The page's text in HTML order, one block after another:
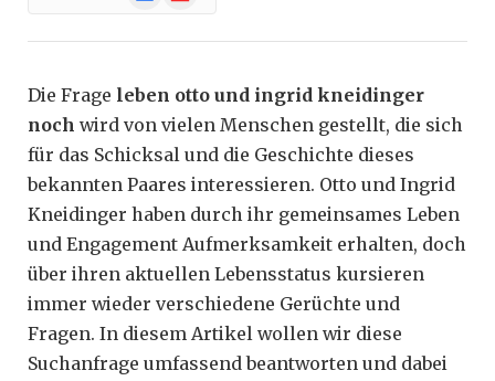
News
Die Frage leben otto und ingrid kneidinger
noch wird von vielen Menschen gestellt, die sich
für das Schicksal und die Geschichte dieses
bekannten Paares interessieren. Otto und Ingrid
Kneidinger haben durch ihr gemeinsames Leben
und Engagement Aufmerksamkeit erhalten, doch
über ihren aktuellen Lebensstatus kursieren
immer wieder verschiedene Gerüchte und
Fragen. In diesem Artikel wollen wir diese
Suchanfrage umfassend beantworten und dabei